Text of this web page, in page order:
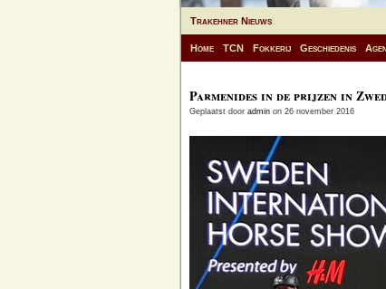
Trakehner Nieuws
Home TCN Fokkerij Geschiedenis
Parmenides in de prijzen in
Geplaatst door admin on 26 november 2016